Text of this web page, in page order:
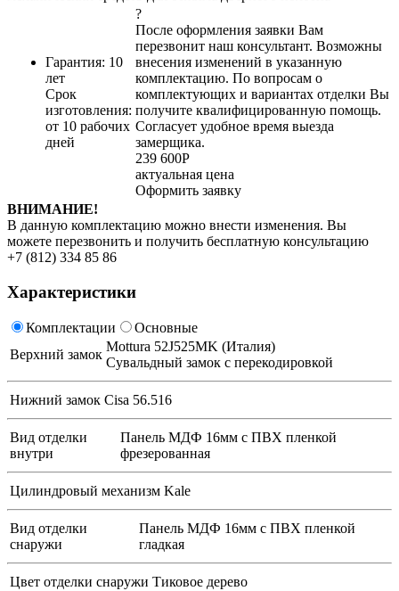
Гарантия: 10
лет
Срок
изготовления:
от 10 рабочих
дней
?
После оформления заявки Вам
перезвонит наш консультант. Возможны
внесения изменений в указанную
комплектацию. По вопросам о
комплектующих и вариантах отделки Вы
получите квалифицированную помощь.
Согласует удобное время выезда
замерщика.
239 600Р
актуальная цена
Оформить заявку
ВНИМАНИЕ!
В данную комплектацию можно внести изменения. Вы
можете перезвонить и получить бесплатную консультацию
+7 (812) 334 85 86
Характеристики
Комплектации
Основные
Верхний замок
Mottura 52J525MK (Италия)
Сувальдный замок с перекодировкой
Нижний замок Cisa 56.516
Вид отделки
внутри
Панель МДФ 16мм с ПВХ пленкой
фрезерованная
Цилиндровый механизм Kale
Вид отделки
снаружи
Панель МДФ 16мм с ПВХ пленкой
гладкая
Цвет отделки снаружи Тиковое дерево